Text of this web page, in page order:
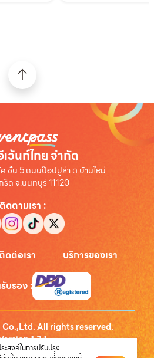
ว้นท์ไทย จำกัด
ชั้น 5 ถนนป๊อปปูล่า ต.บ้านใหม่
ร็ด จ.นนทบุรี 11120
ติดตามเรา :
ติดต่อเรา บริการของเรา
บรอง:
All rights reserved.
1.3.1
ายความเป็นส่วนตัว
ะสงค์ในการปรับปรุง